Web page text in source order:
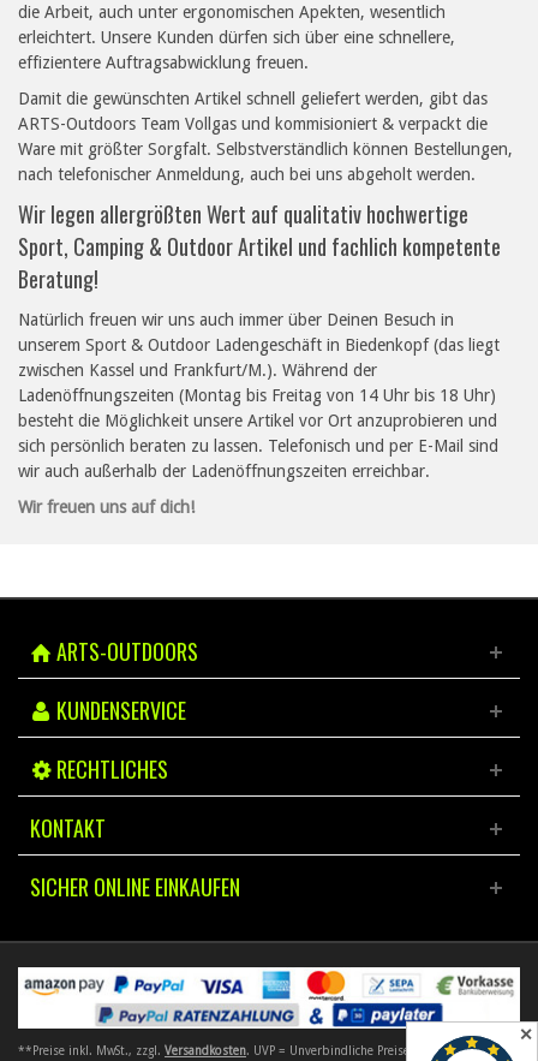
die Arbeit, auch unter ergonomischen Apekten, wesentlich
erleichtert. Unsere Kunden dürfen sich über eine schnellere,
effizientere Auftragsabwicklung freuen.
Damit die gewünschten Artikel schnell geliefert werden, gibt das
ARTS-Outdoors Team Vollgas und kommisioniert & verpackt die
Ware mit größter Sorgfalt. Selbstverständlich können Bestellungen,
nach telefonischer Anmeldung, auch bei uns abgeholt werden.
Wir legen allergrößten Wert auf qualitativ hochwertige
Sport, Camping & Outdoor Artikel und fachlich kompetente
Beratung!
Natürlich freuen wir uns auch immer über Deinen Besuch in
unserem Sport & Outdoor Ladengeschäft in Biedenkopf (das liegt
zwischen Kassel und Frankfurt/M.). Während der
Ladenöffnungszeiten (Montag bis Freitag von 14 Uhr bis 18 Uhr)
besteht die Möglichkeit unsere Artikel vor Ort anzuprobieren und
sich persönlich beraten zu lassen. Telefonisch und per E-Mail sind
wir auch außerhalb der Ladenöffnungszeiten erreichbar.
Wir freuen uns auf dich!
ARTS-OUTDOORS
KUNDENSERVICE
RECHTLICHES
KONTAKT
SICHER ONLINE EINKAUFEN
**Preise inkl. MwSt., zzgl. Versandkosten. UVP = Unverbindliche Preisempfehlung. Preise
✕